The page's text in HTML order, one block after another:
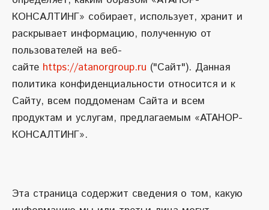
КОНСАЛТИНГ» собирает, использует, хранит и
раскрывает информацию, полученную от
пользователей на веб-
сайте https://atanorgroup.ru ("Сайт"). Данная
политика конфиденциальности относится и к
Сайту, всем поддоменам Сайта и всем
продуктам и услугам, предлагаемым «АТАНОР-
КОНСАЛТИНГ».
Эта страница содержит сведения о том, какую